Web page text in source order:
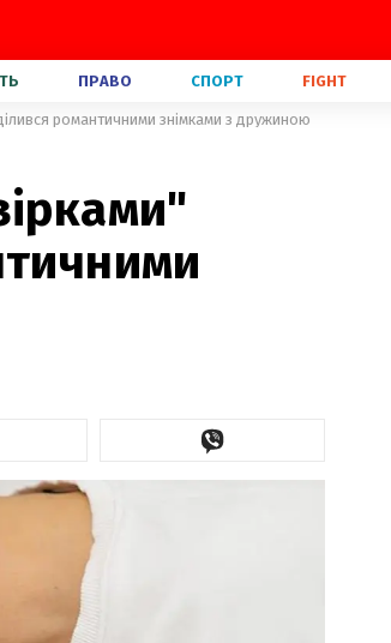
ПРАВО СПОРТ FIGHT
романтичними знімками з дружиною